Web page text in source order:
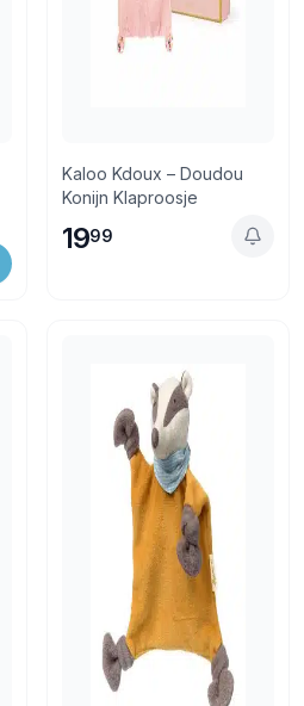
Kaloo Kdoux – Doudou
Konijn Klaproosje
1999